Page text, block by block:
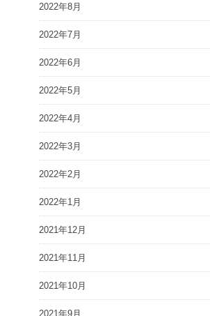
2022年8月
2022年7月
2022年6月
2022年5月
2022年4月
2022年3月
2022年2月
2022年1月
2021年12月
2021年11月
2021年10月
2021年9月